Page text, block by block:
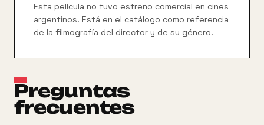
Esta película no tuvo estreno comercial en cines
argentinos. Está en el catálogo como referencia
de la filmografía del director y de su género.
Preguntas
frecuentes